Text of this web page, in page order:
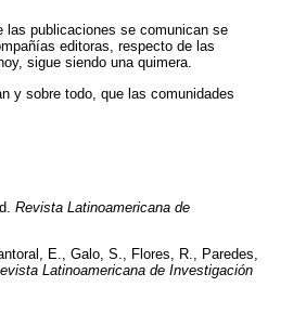
las publicaciones se comunican se
editoras, respecto de las
sigue siendo una quimera.
y sobre todo, que las comunidades
Revista Latinoamericana de
E., Galo, S., Flores, R., Paredes,
Latinoamericana de Investigación